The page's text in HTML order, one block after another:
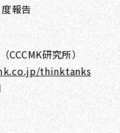
報告
CCCMK研究所）
thinktanks